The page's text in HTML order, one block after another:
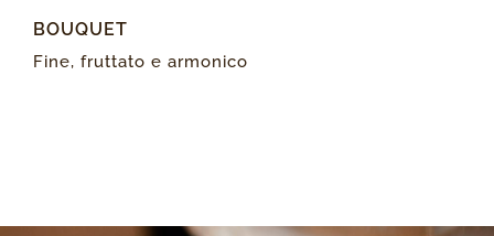
BOUQUET
Fine, fruttato e armonico